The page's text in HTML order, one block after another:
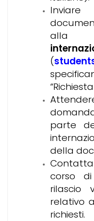
alla
(
parte
della
corso
rilascio
relativo
richiesti.